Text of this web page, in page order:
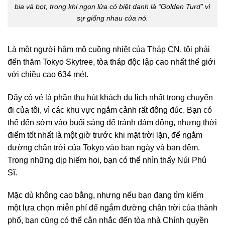
bia và bọt, trong khi ngọn lửa có biệt danh là “Golden Turd” vì
sự giống nhau của nó.
Là một người hâm mộ cuồng nhiệt của Tháp CN, tôi phải
đến thăm Tokyo Skytree, tòa tháp độc lập cao nhất thế giới
với chiều cao 634 mét.
Đây có vẻ là phần thu hút khách du lịch nhất trong chuyến
đi của tôi, vì các khu vực ngắm cảnh rất đông đúc. Bạn có
thể đến sớm vào buổi sáng để tránh đám đông, nhưng thời
điểm tốt nhất là một giờ trước khi mặt trời lặn, để ngắm
đường chân trời của Tokyo vào ban ngày và ban đêm.
Trong những dịp hiếm hoi, bạn có thể nhìn thấy Núi Phú
Sĩ.
Mặc dù không cao bằng, nhưng nếu bạn đang tìm kiếm
một lựa chọn miễn phí để ngắm đường chân trời của thành
phố, bạn cũng có thể cân nhắc đến tòa nhà Chính quyền